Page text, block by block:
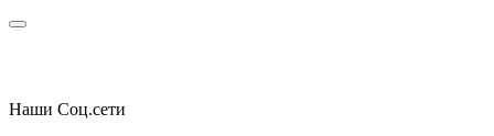
Наши Cоц.сети